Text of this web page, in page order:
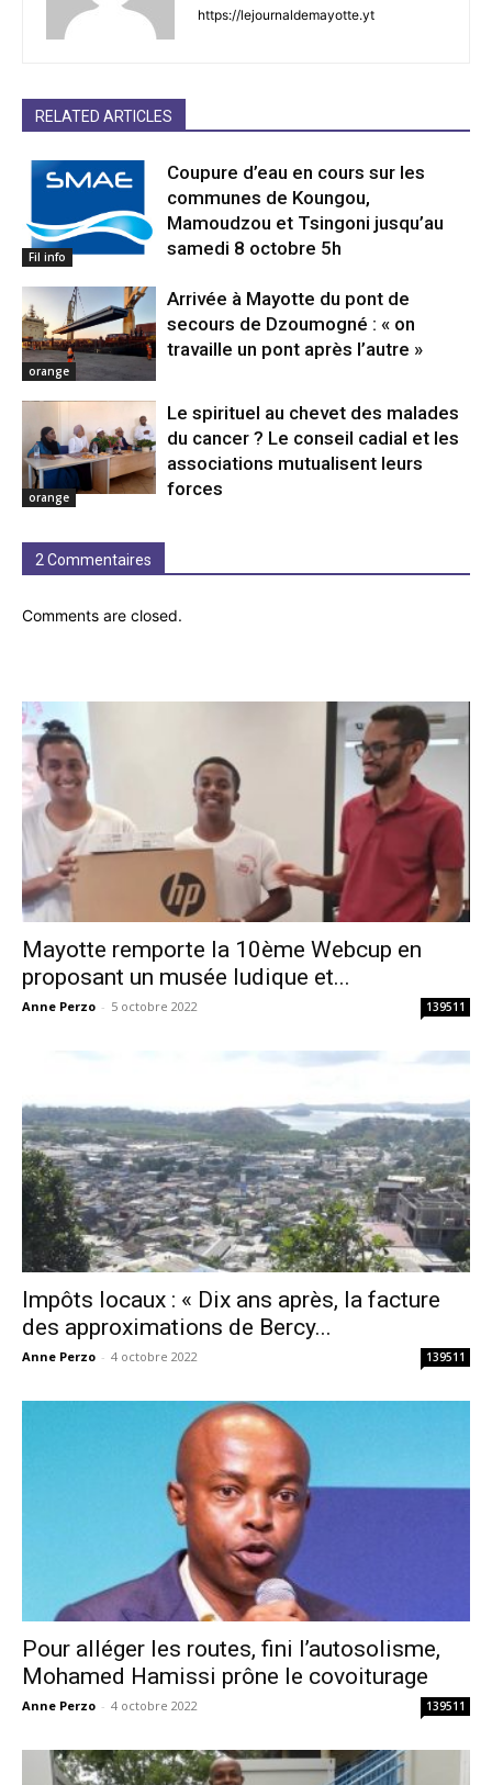
https://lejournaldemayotte.yt
RELATED ARTICLES
Fil info
Coupure d’eau en cours sur les
communes de Koungou,
Mamoudzou et Tsingoni jusqu’au
samedi 8 octobre 5h
orange
Arrivée à Mayotte du pont de
secours de Dzoumogné : « on
travaille un pont après l’autre »
orange
Le spirituel au chevet des malades
du cancer ? Le conseil cadial et les
associations mutualisent leurs
forces
2 Commentaires
Comments are closed.
Mayotte remporte la 10ème Webcup en
proposant un musée ludique et...
Anne Perzo - 5 octobre 2022 139511
Impôts locaux : « Dix ans après, la facture
des approximations de Bercy...
Anne Perzo - 4 octobre 2022 139511
Pour alléger les routes, fini l’autosolisme,
Mohamed Hamissi prône le covoiturage
Anne Perzo - 4 octobre 2022 139511